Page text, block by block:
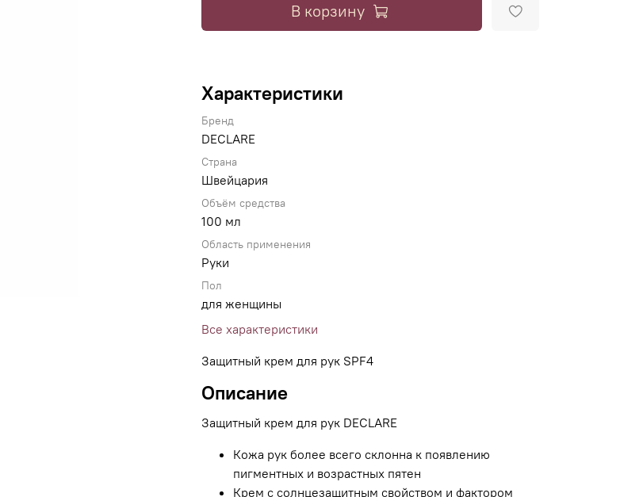
В корзину
Характеристики
Бренд
DECLARE
Страна
Швейцария
Объём средства
100 мл
Область применения
Руки
Пол
для женщины
Все характеристики
Защитный крем для рук SPF4
Описание
Защитный крем для рук DECLARE
Кожа рук более всего склонна к появлению
пигментных и возрастных пятен
Крем с солнцезащитным свойством и фактором